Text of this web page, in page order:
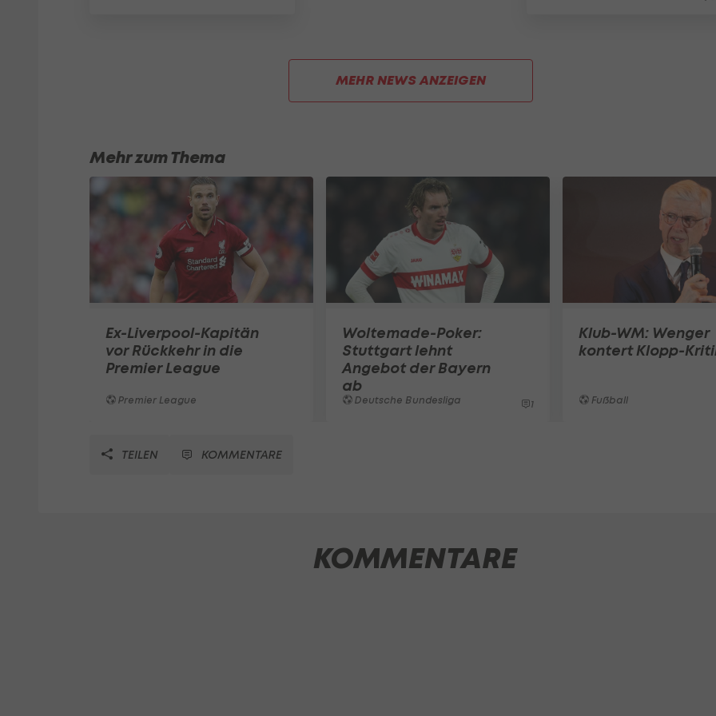
MEHR NEWS ANZEIGEN
Mehr zum Thema
Ex-Liverpool-Kapitän
vor Rückkehr in die
Premier League
Premier League
Woltemade-Poker:
Stuttgart lehnt
Angebot der Bayern
ab
Deutsche Bundesliga 1
Klub-WM: Wenger
kontert Klopp-
Fußball
TEILEN KOMMENTARE
KOMMENTARE